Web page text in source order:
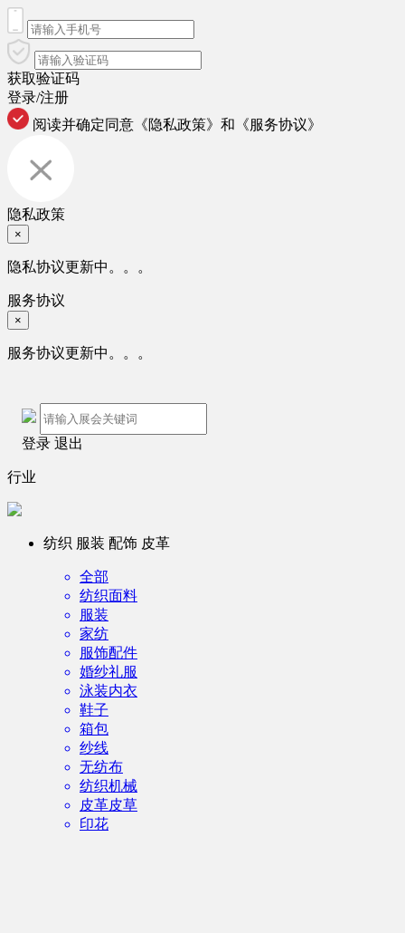
获取验证码
登录/注册
阅读并确定同意 《隐私政策》 和 《服务协议》
隐私政策
×
隐私协议更新中。。。
服务协议
×
服务协议更新中。。。
登录 退出
行业
纺织 服装 配饰 皮革
全部
纺织面料
服装
家纺
服饰配件
婚纱礼服
泳装内衣
鞋子
箱包
纱线
无纺布
纺织机械
皮革皮草
印花